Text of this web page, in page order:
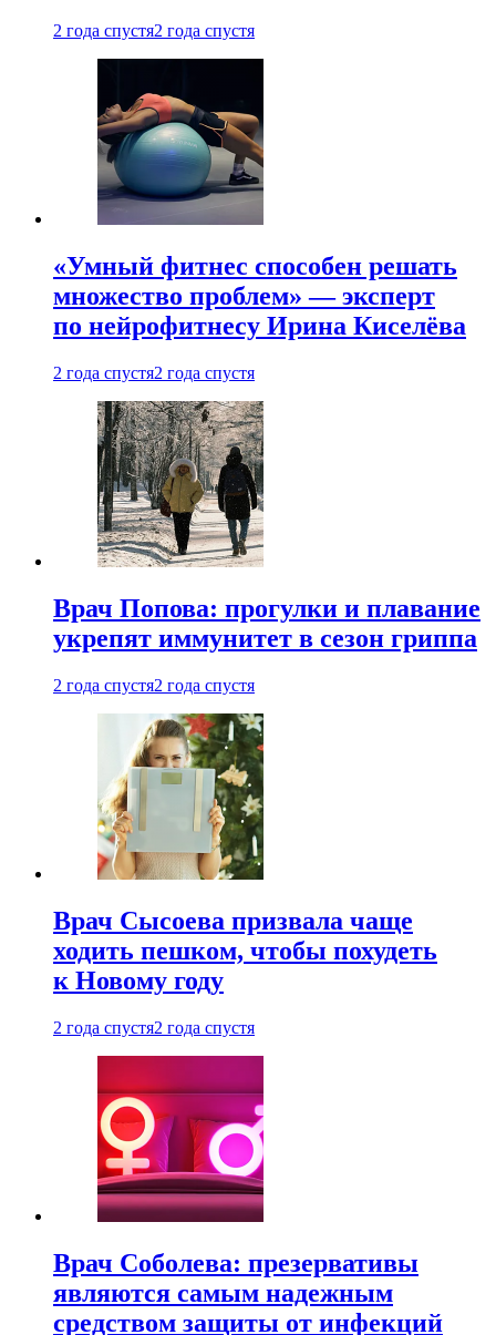
2 года спустя2 года спустя
«Умный фитнес способен решать
множество проблем» — эксперт
по нейрофитнесу Ирина Киселёва
2 года спустя2 года спустя
Врач Попова: прогулки и плавание
укрепят иммунитет в сезон гриппа
2 года спустя2 года спустя
Врач Сысоева призвала чаще
ходить пешком, чтобы похудеть
к Новому году
2 года спустя2 года спустя
Врач Соболева: презервативы
являются самым надежным
средством защиты от инфекций